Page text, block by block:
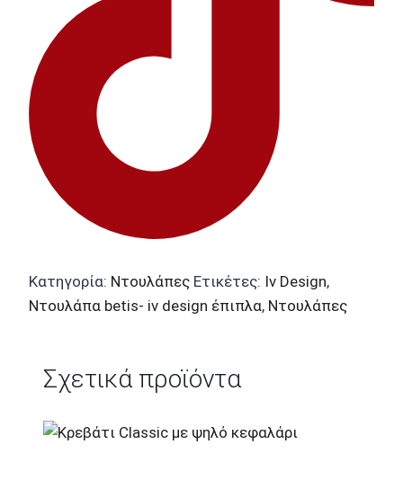
Κατηγορία: Ντουλάπες Ετικέτες: Iv Design,
Ντουλάπα betis- iv design έπιπλα, Ντουλάπες
Σχετικά προϊόντα